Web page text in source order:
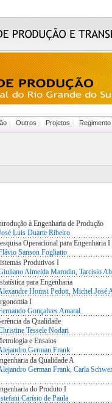
Outros Projetos Regimento
à Engenharia de Produção
Luis Duarte Ribeiro
Operacional para Engenharia I
Sanson Fogliatto
Produtivos I
Almeida Marodin, Tarcisio
para Engenharia
Homsi Pedott, Michel José
I
Gonçalves Amaral
da Qualidade
Tessele Nodari
e Ensaios
German Frank
da Qualidade A
German Frank, Carla
do Produto I
Carísio de Paula